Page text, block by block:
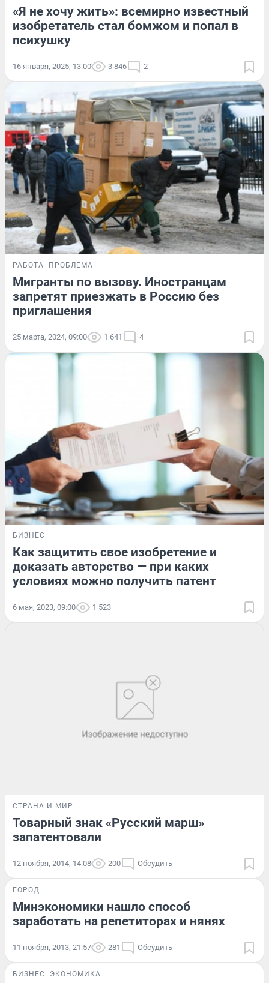
«Я не хочу жить»: всемирно известный
изобретатель стал бомжом и попал в
психушку
16 января, 2025, 13:00 3 846 2
РАБОТА ПРОБЛЕМА
Мигранты по вызову. Иностранцам
запретят приезжать в Россию без
приглашения
25 марта, 2024, 09:00 1 641 4
БИЗНЕС
Как защитить свое изобретение и
доказать авторство — при каких
условиях можно получить патент
6 мая, 2023, 09:00 1 523
СТРАНА И МИР
Товарный знак «Русский марш»
запатентовали
12 ноября, 2014, 14:08 200 Обсудить
ГОРОД
Минэкономики нашло способ
заработать на репетиторах и нянях
11 ноября, 2013, 21:57 281 Обсудить
БИЗНЕС ЭКОНОМИКА